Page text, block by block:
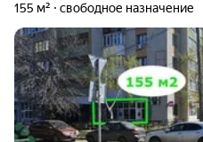
155 м² свободное назначение